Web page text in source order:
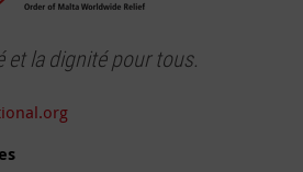
et la dignité pour tous.